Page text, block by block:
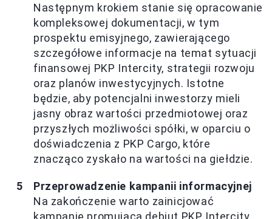
Następnym krokiem stanie się opracowanie
kompleksowej dokumentacji, w tym
prospektu emisyjnego, zawierającego
szczegółowe informacje na temat sytuacji
finansowej PKP Intercity, strategii rozwoju
oraz planów inwestycyjnych. Istotne
będzie, aby potencjalni inwestorzy mieli
jasny obraz wartości przedmiotowej oraz
przyszłych możliwości spółki, w oparciu o
doświadczenia z PKP Cargo, które
znacząco zyskało na wartości na giełdzie.
Przeprowadzenie kampanii informacyjnej
Na zakończenie warto zainicjować
kampanię promującą debiut PKP Intercity